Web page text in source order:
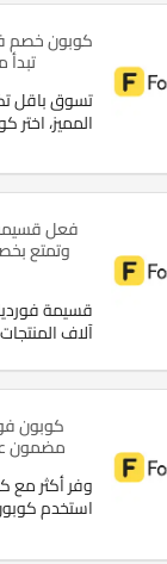
كوبون خصم
تبدأ من 15%
تسوق باقل
المميز، اختر
فعل
قسيمة
آلاف
مضمون
وفر أكثر مع
استخدم كوبون